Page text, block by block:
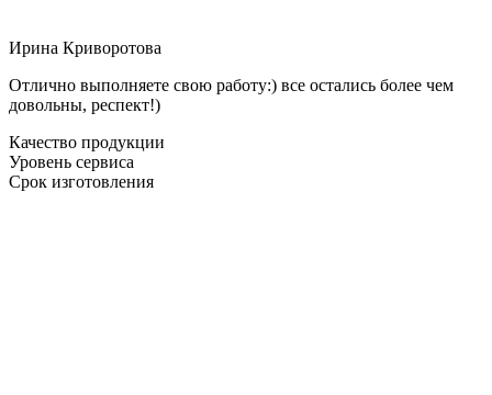
Ирина Криворотова
Отлично выполняете свою работу:) все остались более чем
довольны, респект!)
Качество продукции
Уровень сервиса
Срок изготовления